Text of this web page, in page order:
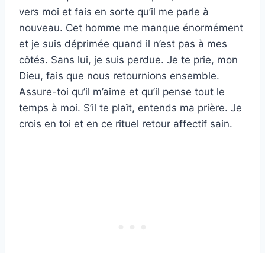
vers moi et fais en sorte qu’il me parle à
nouveau. Cet homme me manque énormément
et je suis déprimée quand il n’est pas à mes
côtés. Sans lui, je suis perdue. Je te prie, mon
Dieu, fais que nous retournions ensemble.
Assure-toi qu’il m’aime et qu’il pense tout le
temps à moi. S’il te plaît, entends ma prière. Je
crois en toi et en ce rituel retour affectif sain.